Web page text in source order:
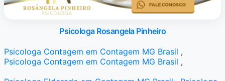
Psicologa Rosangela Pinheiro
Psicologa Contagem em Contagem MG Brasil ,
Psicologa Contagem em Contagem MG Brasil ,